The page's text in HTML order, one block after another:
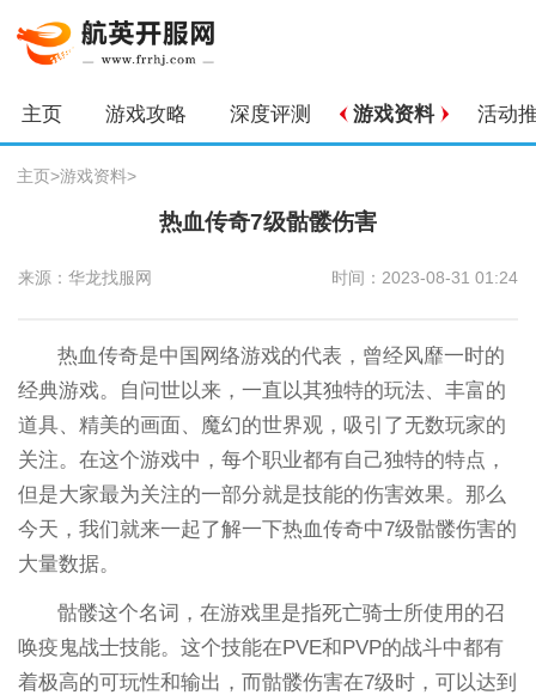
主页 游戏攻略 深度评测 游戏资料 活动
主页>游戏资料>
热血传奇7级骷髅伤害
来源：华龙找服网 时间：2023-08-31 01:24
热血传奇是中国网络游戏的代表，曾经风靡一时的
经典游戏。自问世以来，一直以其独特的玩法、丰富的
道具、精美的画面、魔幻的世界观，吸引了无数玩家的
关注。在这个游戏中，每个职业都有自己独特的特点，
但是大家最为关注的一部分就是技能的伤害效果。那么
今天，我们就来一起了解一下热血传奇中7级骷髅伤害的
大量数据。
骷髅这个名词，在游戏里是指死亡骑士所使用的召
唤疫鬼战士技能。这个技能在PVE和PVP的战斗中都有
着极高的可玩性和输出，而骷髅伤害在7级时，可以达到